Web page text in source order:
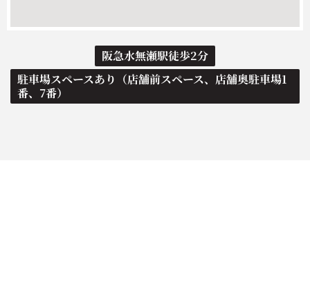
阪急水無瀬駅徒歩2分
駐車場スペースあり（店舗前スペース、店舗奥駐車場1
番、7番）